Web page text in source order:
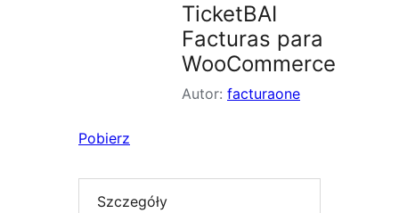
TicketBAI
Facturas para
WooCommerce
Autor: facturaone
Pobierz
Szczegóły